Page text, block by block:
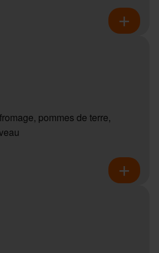
pommes de terre,